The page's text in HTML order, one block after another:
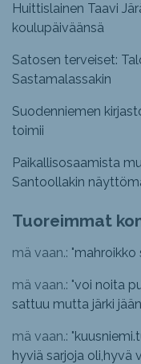
Huittislainen Taavi
koulupäiväänsä
Satosen terveiset:
Sastamalassakin
Suodenniemen
toimii
Paikallisosaamista
Santoollakin
Tuoreimmat
mä vaan.: "mahroikko
mä vaan.: "voi noita
sattuu mutta järki
mä vaan.: "
hyviä sarjoja oli,hyvä